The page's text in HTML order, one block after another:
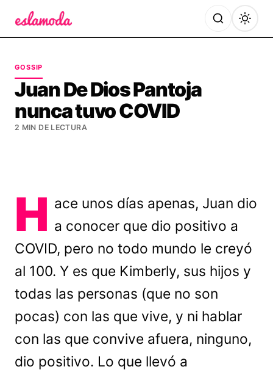
GOSSIP
Juan De Dios Pantoja
nunca tuvo COVID
2 MIN DE LECTURA
H ace unos días apenas, Juan dio
a conocer que dio positivo a
COVID, pero no todo mundo le creyó
al 100. Y es que Kimberly, sus hijos y
todas las personas (que no son
pocas) con las que vive, y ni hablar
con las que convive afuera, ninguno,
dio positivo. Lo que llevó a